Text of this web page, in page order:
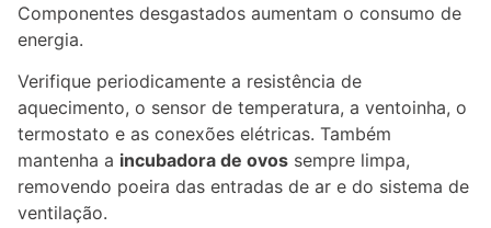
Componentes desgastados aumentam o consumo de
energia.
Verifique periodicamente a resistência de
aquecimento, o sensor de temperatura, a ventoinha, o
termostato e as conexões elétricas. Também
mantenha a incubadora de ovos sempre limpa,
removendo poeira das entradas de ar e do sistema de
ventilação.